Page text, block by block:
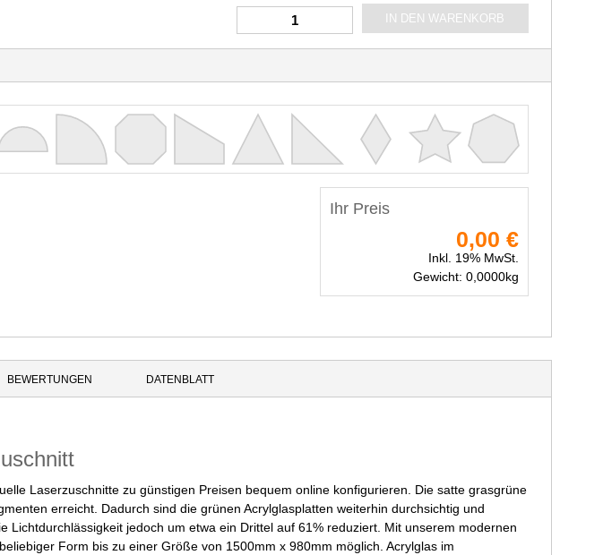
IN DEN WARENKORB
Ihr Preis
0,00 €
Inkl. 19% MwSt.
Gewicht: 0,0000kg
BEWERTUNGEN DATENBLATT
Laserzuschnitte zu günstigen Preisen bequem online konfigurieren. Die satte grasgrüne
erreicht. Dadurch sind die grünen Acrylglasplatten weiterhin durchsichtig und
Lichtdurchlässigkeit jedoch um etwa ein Drittel auf 61% reduziert. Mit unserem modernen
Form bis zu einer Größe von 1500mm x 980mm möglich. Acrylglas im